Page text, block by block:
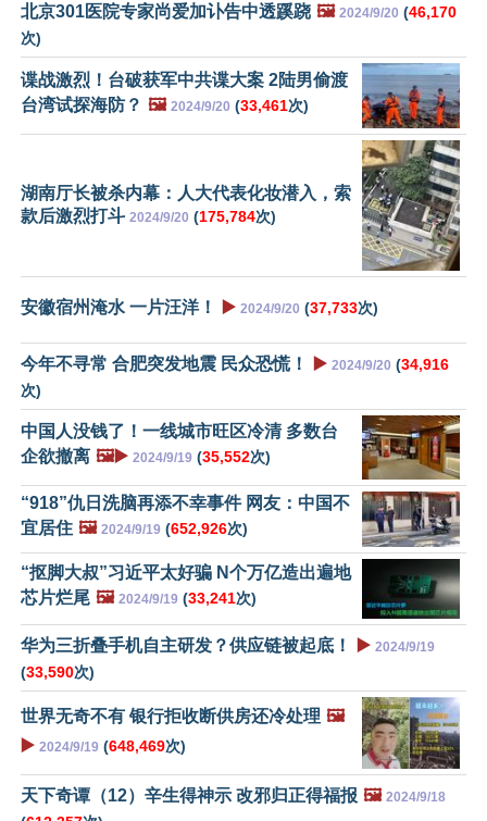
北京301医院专家尚爱加讣告中透蹊跷 🖼️ 2024/9/20 (46,170
次)
谍战激烈！台破获军中共谍大案 2陆男偷渡
台湾试探海防？ 🖼️ 2024/9/20 (33,461次)
湖南厅长被杀内幕：人大代表化妆潜入，索
款后激烈打斗 2024/9/20 (175,784次)
安徽宿州淹水 一片汪洋！ ▶️ 2024/9/20 (37,733次)
今年不寻常 合肥突发地震 民众恐慌！ ▶️ 2024/9/20 (34,916
次)
中国人没钱了！一线城市旺区冷清 多数台
企欲撤离 🖼️▶️ 2024/9/19 (35,552次)
“918”仇日洗脑再添不幸事件 网友：中国不
宜居住 🖼️ 2024/9/19 (652,926次)
“抠脚大叔”习近平太好骗 N个万亿造出遍地
芯片烂尾 🖼️ 2024/9/19 (33,241次)
华为三折叠手机自主研发？供应链被起底！ ▶️ 2024/9/19
(33,590次)
世界无奇不有 银行拒收断供房还冷处理 🖼️
▶️ 2024/9/19 (648,469次)
天下奇谭（12）辛生得神示 改邪归正得福报 🖼️ 2024/9/18